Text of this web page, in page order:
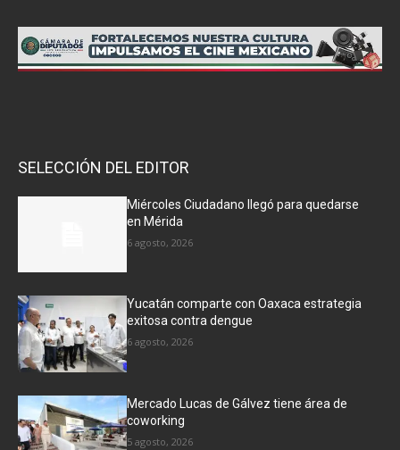
SELECCIÓN DEL EDITOR
Miércoles Ciudadano llegó para quedarse
en Mérida
6 agosto, 2026
Yucatán comparte con Oaxaca estrategia
exitosa contra dengue
6 agosto, 2026
Mercado Lucas de Gálvez tiene área de
coworking
5 agosto, 2026